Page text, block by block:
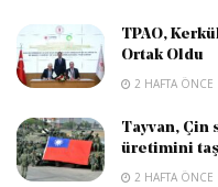
TPAO,
Ortak Oldu
2 HAFTA ÖNCE
Tayvan, Çin
üretimini
2 HAFTA ÖNCE